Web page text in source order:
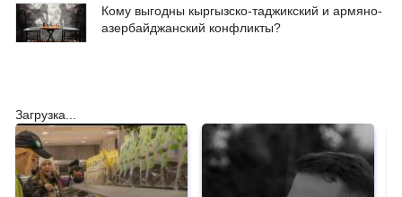
Кому выгодны кыргызско-таджикский и армяно-
азербайджанский конфликты?
Загрузка...